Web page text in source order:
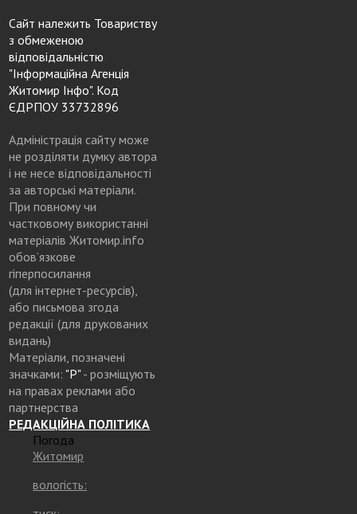
Сайт належить Товариству
з обмеженою
відповідальністю
"Інформаційна Агенція
Житомир Інфо". Код
ЄДРПОУ 33732896
Адміністрація сайту може
не розділяти думку автора
і не несе відповідальності
за авторські матеріали.
При повному чи
частковому використанні
матеріалів Житомир.info
обов’язкове
гіперпосилання
(для інтернет-ресурсів),
або письмова згода
редакції (для друкованих
видань)
Матеріали, позначені
значками: "Р"- розміщують
на правах реклами або
партнерства
РЕДАКЦІЙНА ПОЛІТИКА
Погода
Житомир
вологість: